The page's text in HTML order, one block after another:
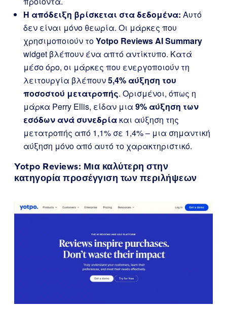
Η απόδειξη βρίσκεται στα δεδομένα: Αυτό
δεν είναι μόνο θεωρία. Οι μάρκες που
χρησιμοποιούν τοYotpo Reviews AI Summary
widget βλέπουν ένα απτό αντίκτυπο. Κατά
μέσο όρο, οι μάρκες που ενεργοποιούν τη
λειτουργία βλέπουν5,4% αύξηση του
ποσοστού μετατροπής. Ορισμένοι, όπως η
μάρκα Perry Ellis, είδαν μια 9% αύξηση των
εσόδων ανά συνεδρία και αύξηση της
μετατροπής από 1,1% σε 1,4% – μια σημαντική
αύξηση μόνο από αυτό το χαρακτηριστικό.
Yotpo Reviews: Μια καλύτερη στην
κατηγορία προσέγγιση των περιλήψεων